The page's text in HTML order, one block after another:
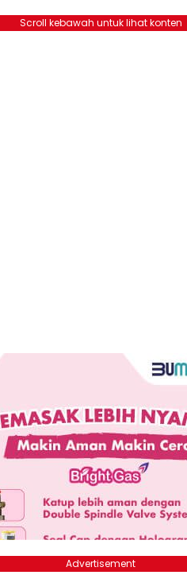
Scroll kebawah untuk lihat konten
Advertisement